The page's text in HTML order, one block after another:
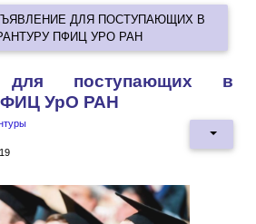
ДЛЯ ПОСТУПАЮЩИХ В
ПФИЦ УРО РАН
для поступающих в
УрО РАН